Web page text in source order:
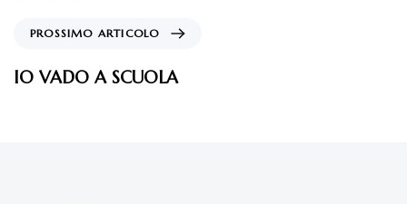
PROSSIMO ARTICOLO
IO VADO A SCUOLA